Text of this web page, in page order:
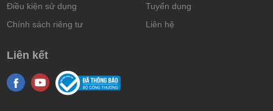
Điều kiện sử dụng
Chính sách riêng tư
Tuyển dụng
Liên hệ
Liên kết